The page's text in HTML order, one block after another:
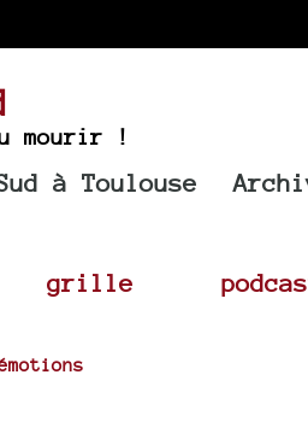
mourir !
à Toulouse
grille